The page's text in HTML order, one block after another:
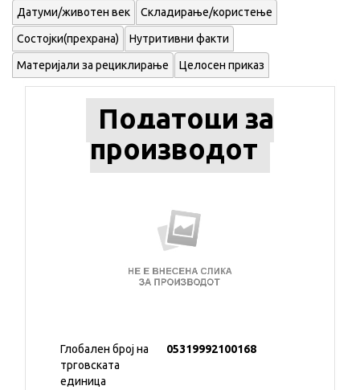
Датуми/животен век Складирање/користење
Состојки(прехрана) Нутритивни факти
Материјали за рециклирање Целосен приказ
Податоци за
производот
Глобален број на
трговската
единица
05319992100168